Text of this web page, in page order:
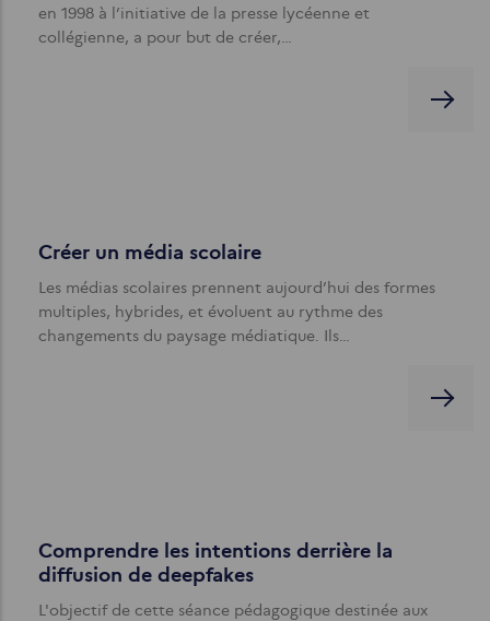
en 1998 à l’initiative de la presse lycéenne et
collégienne, a pour but de créer,…
Créer un média scolaire
Les médias scolaires prennent aujourd’hui des formes
multiples, hybrides, et évoluent au rythme des
changements du paysage médiatique. Ils…
Comprendre les intentions derrière la
diffusion de deepfakes
L'objectif de cette séance pédagogique destinée aux